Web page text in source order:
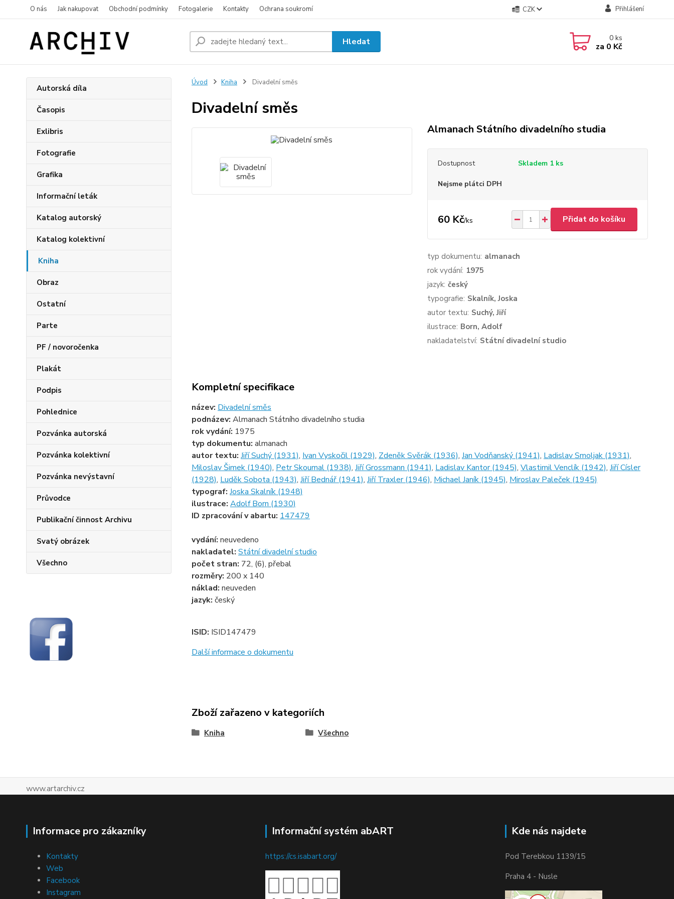
O nás Jak nakupovat Obchodní podmínky Fotogalerie Kontakty Ochrana soukromí CZK Přihlášení
Hledat 0ks
za 0 Kč
Autorská díla
Časopis
Exlibris
Fotografie
Grafika
Informační leták
Katalog autorský
Katalog kolektivní
Kniha
Obraz
Ostatní
Parte
PF / novoročenka
Plakát
Podpis
Pohlednice
Pozvánka autorská
Pozvánka kolektivní
Pozvánka nevýstavní
Průvodce
Publikační činnost Archivu
Svatý obrázek
Všechno
Úvod Kniha Divadelní směs
Divadelní směs
Almanach Státního divadelního studia
Dostupnost Skladem 1 ks
Nejsme plátci DPH
60 Kč/ks Přidat do košíku
typ dokumentu: almanach
rok vydání: 1975
jazyk: český
typografie: Skalník, Joska
autor textu: Suchý, Jiří
ilustrace: Born, Adolf
nakladatelství: Státní divadelní studio
Kompletní specifikace
název: Divadelní směs
podnázev: Almanach Státního divadelního studia
rok vydání: 1975
typ dokumentu: almanach
autor textu: Jiří Suchý (1931), Ivan Vyskočil (1929), Zdeněk Svěrák (1936), Jan Vodňanský (1941), Ladislav Smoljak (1931),
Miloslav Šimek (1940), Petr Skoumal (1938), Jiří Grossmann (1941), Ladislav Kantor (1945), Vlastimil Venclík (1942), Jiří Císler
(1928), Luděk Sobota (1943), Jiří Bednář (1941), Jiří Traxler (1946), Michael Janík (1945), Miroslav Paleček (1945)
typograf: Joska Skalník (1948)
ilustrace: Adolf Born (1930)
ID zpracování v abartu: 147479
vydání: neuvedeno
nakladatel: Státní divadelní studio
počet stran: 72, (6), přebal
rozměry: 200 x 140
náklad: neuveden
jazyk: český
ISID: ISID147479
Další informace o dokumentu
Zboží zařazeno v kategoriích
Kniha Všechno
www.artarchiv.cz
Informace pro zákazníky
Kontakty
Web
Facebook
Instagram
Informační systém abART
https://cs.isabart.org/
Kde nás najdete
Pod Terebkou 1139/15
Praha 4 - Nusle